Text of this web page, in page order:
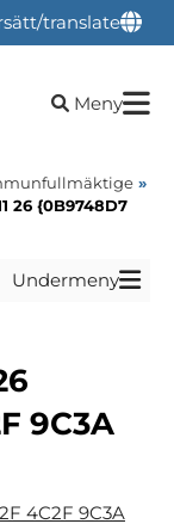
translate
Öppna
Meny
»
26 {0B9748D7
Undermeny
9C3A
4C2F 9C3A